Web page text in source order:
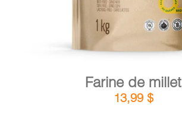
Farine de millet
13,99 $